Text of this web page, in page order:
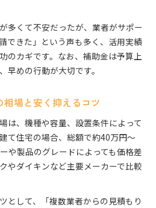
多くて不安だったが、業者がサポー
できた」という声も多く、活用実績
のカギです。なお、補助金は予算上
早めの行動が大切です。
場と安く抑えるコツ
は、機種や容量、設置条件によって
て住宅の場合、総額で約40万円～
や製品のグレードによっても価格差
やダイキンなど主要メーカーで比較
として、「複数業者からの見積もり